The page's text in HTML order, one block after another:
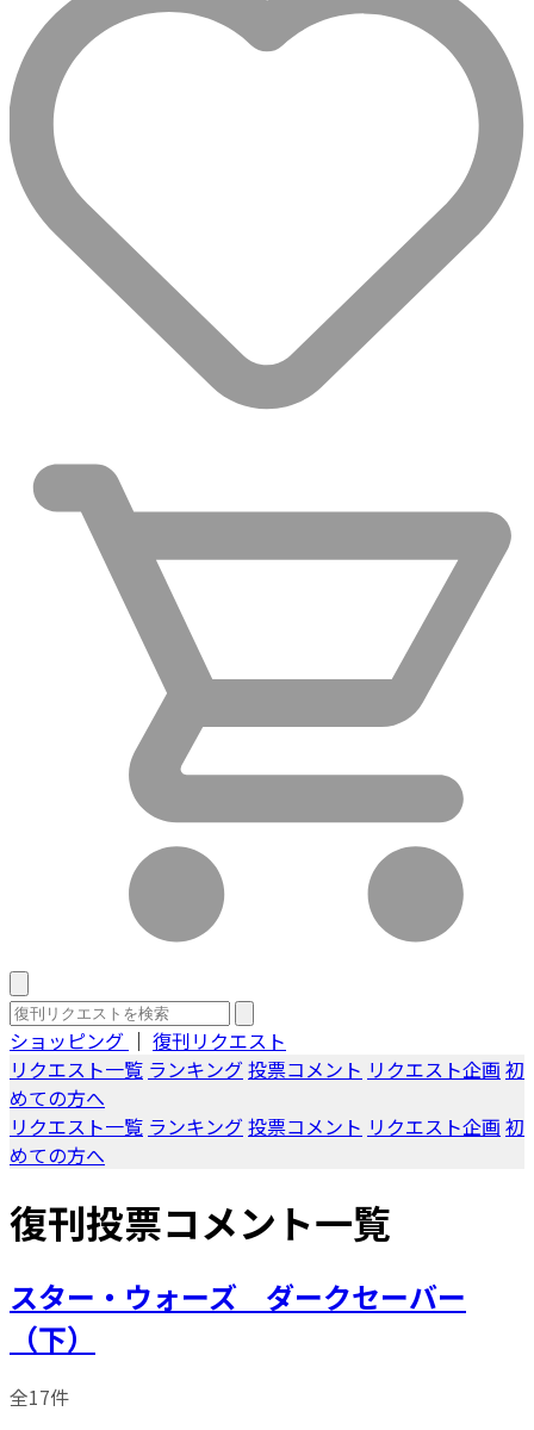
ショッピング ｜ 復刊リクエスト
リクエスト一覧 ランキング投票コメント リクエスト企画 初
めての方へ
リクエスト一覧 ランキング投票コメント リクエスト企画 初
めての方へ
復刊投票コメント一覧
スター・ウォーズ ダークセーバー
（下）
全17件